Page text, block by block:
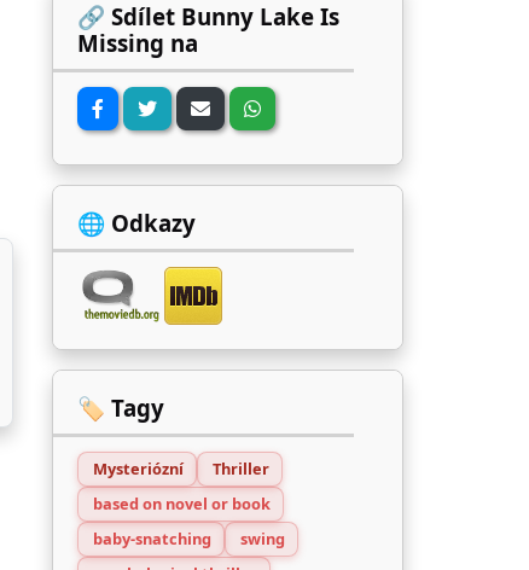
🔗 Sdílet Bunny Lake Is
Missing na
🌐 Odkazy
🏷️ Tagy
Mysteriózní
Thriller
based on novel or book
baby-snatching
swing